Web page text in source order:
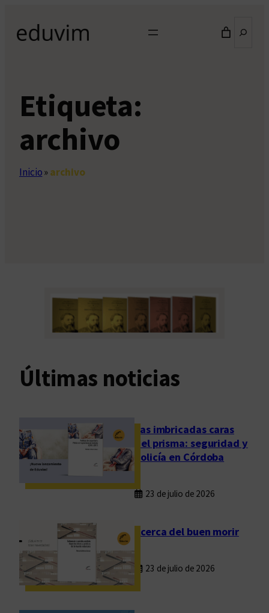
contenido
Etiqueta:
archivo
Inicio»archivo
Últimas noticias
Las imbricadas caras
del prisma: seguridad y
policía en Córdoba
23 de julio de 2026
Acerca del buen morir
23 de julio de 2026